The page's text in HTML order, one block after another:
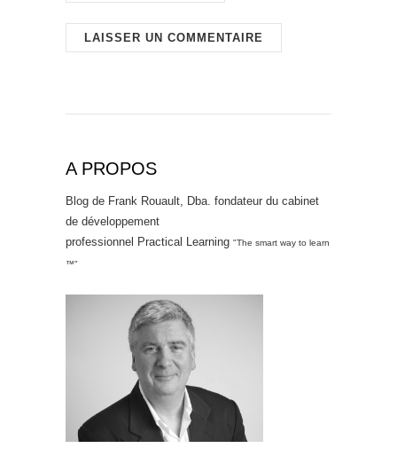
A PROPOS
Blog de Frank Rouault, Dba. fondateur du cabinet
de développement
professionnel Practical Learning "The smart way to learn
™"